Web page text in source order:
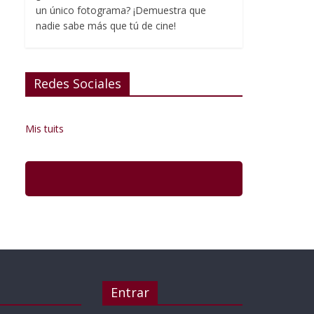
un único fotograma? ¡Demuestra que
nadie sabe más que tú de cine!
Redes Sociales
Mis tuits
Entrar